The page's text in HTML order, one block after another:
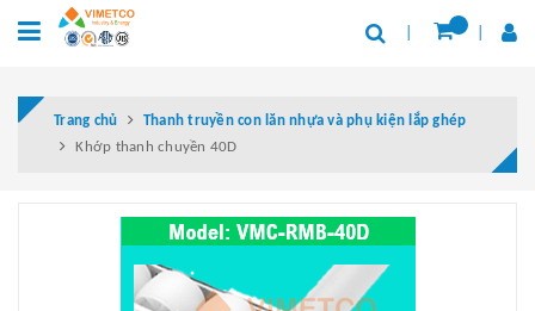
Trang chủ
Thanh truyền con lăn nhựa và phụ kiện lắp ghép
Khớp thanh chuyền 40D